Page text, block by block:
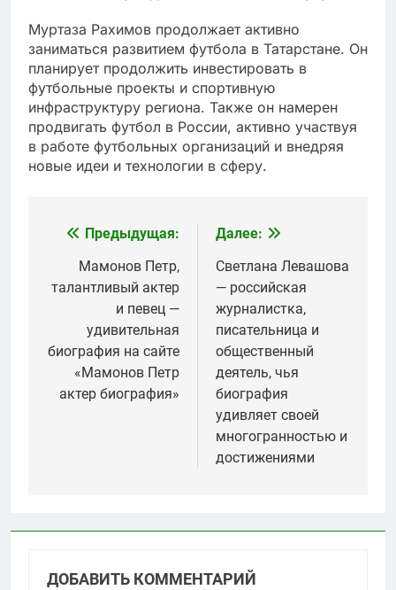
Муртаза Рахимов продолжает активно
заниматься развитием футбола в Татарстане. Он
планирует продолжить инвестировать в
футбольные проекты и спортивную
инфраструктуру региона. Также он намерен
продвигать футбол в России, активно участвуя
в работе футбольных организаций и внедряя
новые идеи и технологии в сферу.
Навигация
записям
Предыдущая:
Мамонов Петр,
талантливый актер
и певец —
удивительная
биография на сайте
«Мамонов Петр
актер биография»
Далее:
Светлана Левашова
— российская
журналистка,
писательница и
общественный
деятель, чья
биография
удивляет своей
многогранностью и
достижениями
ДОБАВИТЬ КОММЕНТАРИЙ